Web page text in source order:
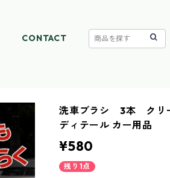
CONTACT
洗車ブラシ 3本 クリ
ディテール カー用品
¥580
残り1点